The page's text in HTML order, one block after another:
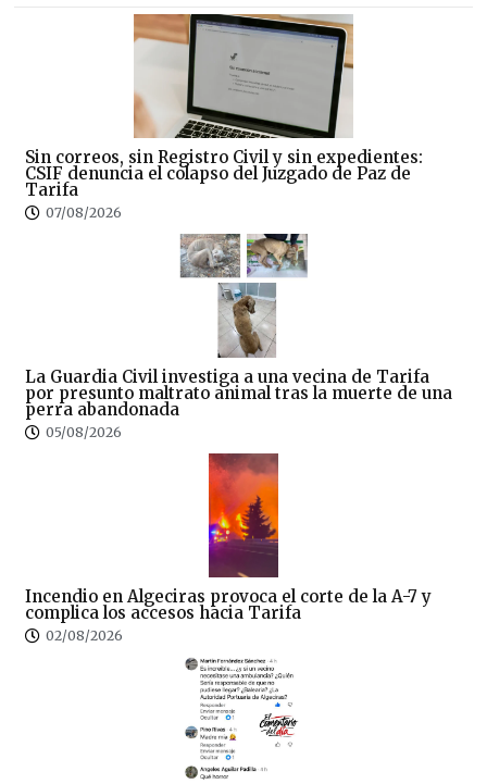
Sin correos, sin Registro Civil y sin expedientes:
CSIF denuncia el colapso del Juzgado de Paz de
Tarifa
07/08/2026
La Guardia Civil investiga a una vecina de Tarifa
por presunto maltrato animal tras la muerte de una
perra abandonada
05/08/2026
Incendio en Algeciras provoca el corte de la A-7 y
complica los accesos hacia Tarifa
02/08/2026